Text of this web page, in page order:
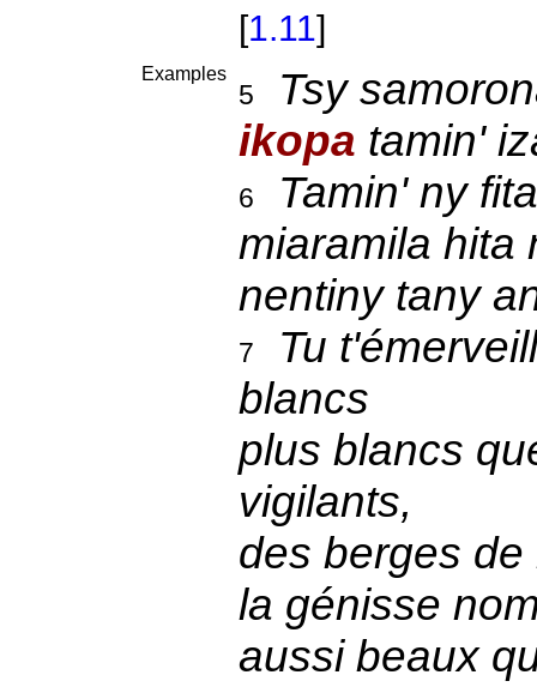
[1.11]
Examples
5
Tsy
ikopa tamin'
6
Tamin' ny
miaramila hita
nentiny tany
7
Tu
blancs
plus blancs
vigilants,
des berges
la génisse
aussi beaux